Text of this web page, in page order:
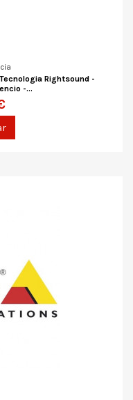
Rightsound -
-...